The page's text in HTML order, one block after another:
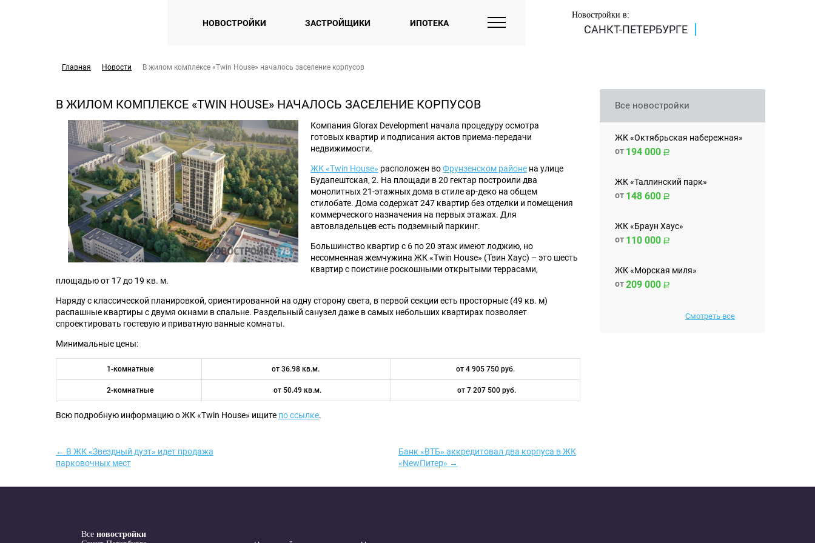
НОВОСТРОЙКИ ЗАСТРОЙЩИКИ ИПОТЕКА
Новостройки в:
САНКТ-ПЕТЕРБУРГЕ
Главная Новости В жилом комплексе «Twin House» началось заселение корпусов
В ЖИЛОМ КОМПЛЕКСЕ «TWIN HOUSE» НАЧАЛОСЬ ЗАСЕЛЕНИЕ КОРПУСОВ
Компания Glorax Development начала процедуру осмотра
готовых квартир и подписания актов приема-передачи
недвижимости.
ЖК «Twin House» расположен воФрунзенском районе на улице
Будапештская, 2. На площади в 20 гектар построили два
монолитных 21-этажных дома в стиле ар-деко на общем
стилобате. Дома содержат 247 квартир без отделки и помещения
коммерческого назначения на первых этажах. Для
автовладельцев есть подземный паркинг.
Большинство квартир с 6 по 20 этаж имеют лоджию, но
несомненная жемчужина ЖК «Twin House» (Твин Хаус) – это шесть
квартир с поистине роскошными открытыми террасами,
площадью от 17 до 19 кв. м.
Наряду с классической планировкой, ориентированной на одну сторону света, в первой секции есть просторные (49 кв. м)
распашные квартиры с двумя окнами в спальне. Раздельный санузел даже в самых небольших квартирах позволяет
спроектировать гостевую и приватную ванные комнаты.
Минимальные цены:
1-комнатные от 36.98 кв.м. от 4 905 750 руб.
2-комнатные от 50.49 кв.м. от 7 207 500 руб.
Всю подробную информацию о ЖК «Twin House» ищите по ссылке.
← В ЖК «Звездный дуэт» идет продажа
парковочных мест
Банк «ВТБ» аккредитовал два корпуса в ЖК
«NewПитер» →
Все новостройки
ЖК «Октябрьская набережная»
от 194 000
ЖК «Таллинский парк»
от 148 600
ЖК «Браун Хаус»
от 110 000
ЖК «Морская миля»
от209 000
Смотреть все
Все новостройки